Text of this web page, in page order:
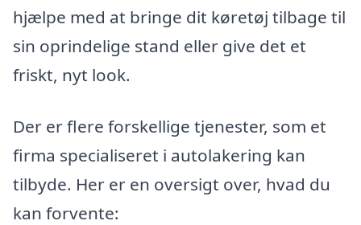
hjælpe med at bringe dit køretøj tilbage til
sin oprindelige stand eller give det et
friskt, nyt look.
Der er flere forskellige tjenester, som et
firma specialiseret i autolakering kan
tilbyde. Her er en oversigt over, hvad du
kan forvente: